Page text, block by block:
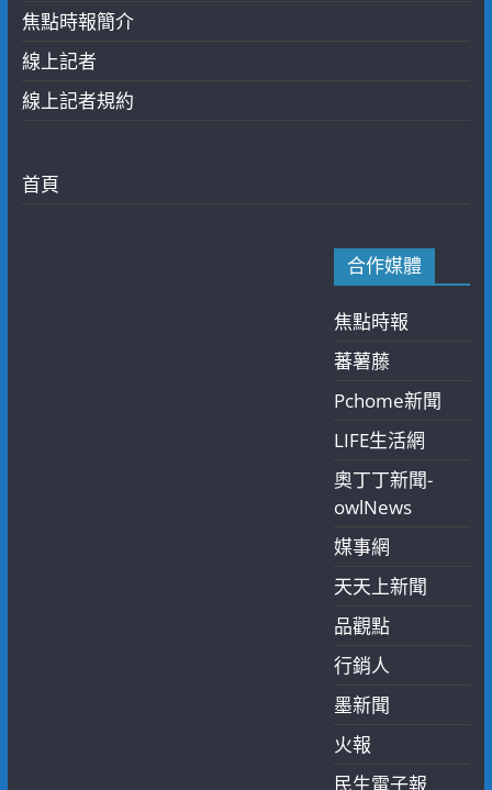
焦點時報簡介
線上記者
線上記者規約
首頁
合作媒體
焦點時報
蕃薯藤
Pchome新聞
LIFE生活網
奧丁丁新聞-
owlNews
媒事網
天天上新聞
品觀點
行銷人
墨新聞
火報
民生電子報